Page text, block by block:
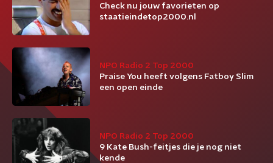
Check nu jouw favorieten op
staatieindetop2000.nl
NPO Radio 2 Top 2000
Praise You heeft volgens Fatboy Slim
een open einde
NPO Radio 2 Top 2000
9 Kate Bush-feitjes die je nog niet
kende